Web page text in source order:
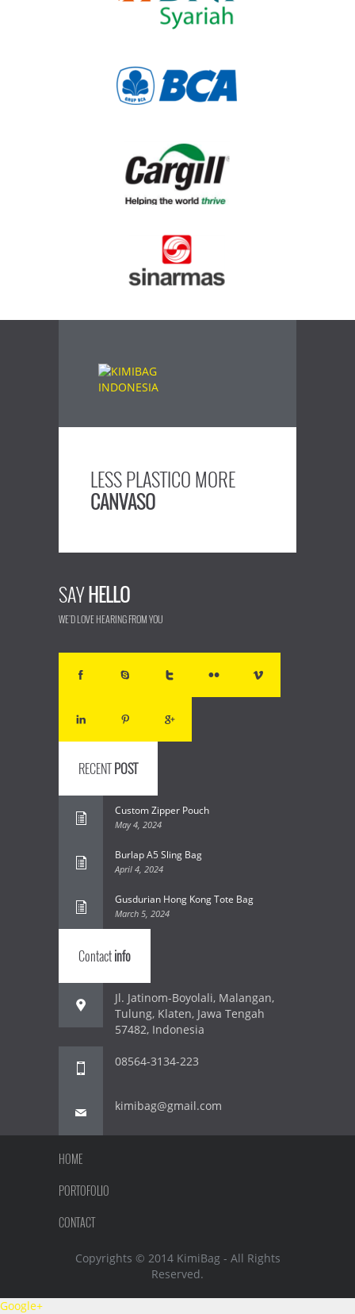
LESS PLASTICO MORE
CANVASO
SAYHELLO
WE'D LOVE HEARING FROM YOU
RECENTPOST
Custom Zipper Pouch
May 4, 2024
Burlap A5 Sling Bag
April 4, 2024
Gusdurian Hong Kong Tote Bag
March 5, 2024
Contactinfo
Jl. Jatinom-Boyolali, Malangan,
Tulung, Klaten, Jawa Tengah
57482, Indonesia
08564-3134-223
kimibag@gmail.com
HOME
PORTOFOLIO
CONTACT
Copyrights © 2014 KimiBag - All Rights
Reserved.
Google+